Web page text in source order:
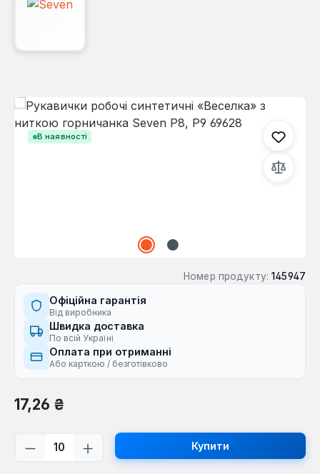
В наявності
Пропустити галерею зображень
Номер продукту: 145947
Офіційна гарантія
Від виробника
Швидка доставка
По всій Україні
Оплата при отриманні
Або карткою / безготівково
Звичайна ціна:
17,26 ₴
Кількість товару: Введіть потрібну
Купити